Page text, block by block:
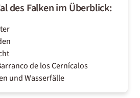
des Falken im Überblick:
de los Cernícalos
und Wasserfälle